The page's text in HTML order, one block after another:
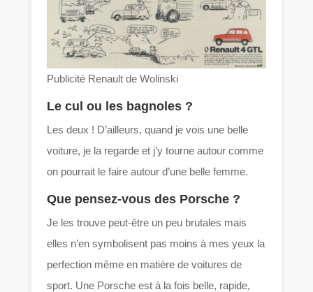
Publicité Renault de Wolinski
Le cul ou les bagnoles ?
Les deux ! D’ailleurs, quand je vois une belle
voiture, je la regarde et j’y tourne autour comme
on pourrait le faire autour d’une belle femme.
Que pensez-vous des Porsche ?
Je les trouve peut-être un peu brutales mais
elles n’en symbolisent pas moins à mes yeux la
perfection même en matière de voitures de
sport. Une Porsche est à la fois belle, rapide,